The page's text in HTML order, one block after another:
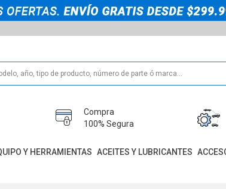
Compra
100% Segura
Y HERRAMIENTAS ACEITES Y LUBRICANTES